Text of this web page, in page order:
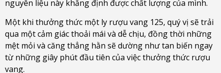
nguyên liệu này khẳng định được chất lượng của mình.
Một khi thưởng thức một ly rượu vang 125, quý vị sẽ trải
qua một cảm giác thoải mái và dễ chịu, đồng thời những
mệt mỏi và căng thẳng hằn sẽ dường như tan biến ngay
từ những giây phút đầu tiên của việc thưởng thức rượu
vang.